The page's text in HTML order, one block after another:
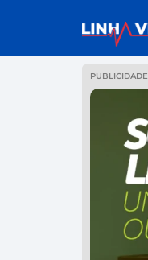
PUBLICIDADE